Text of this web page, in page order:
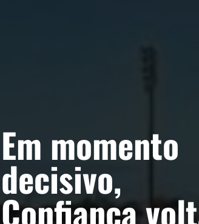
Em momento
decisivo,
Confiança